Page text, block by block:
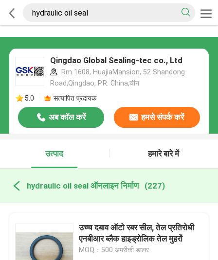
Qingdao Global Sealing-tec co., Ltd
Rm 1608, HuajiaMansion, 52 Shandong
Road,Qingdao, P.R. China,चीन
5.0
सत्यापित प्रदायक
अब कॉल करें हमसे संपर्क करें
उत्पाद हमारे बारे में
hydraulic oil seal ऑनलाइन निर्माण (227)
उच्च दबाव ऑटो रबर सील, तेल प्रतिरोधी
एनबीआर ब्लैक हाइड्रोलिक तेल मुहरों
MOQ：500 अमरीकी डालर